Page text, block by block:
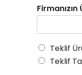
Firmanızın
Teklif
Teklif